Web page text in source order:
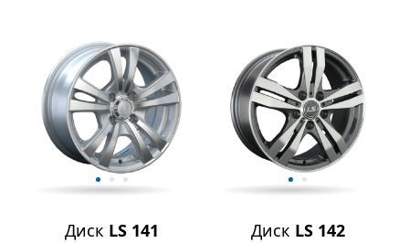
Диск LS 141
Диск LS 142